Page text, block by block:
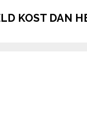
KOST DAN